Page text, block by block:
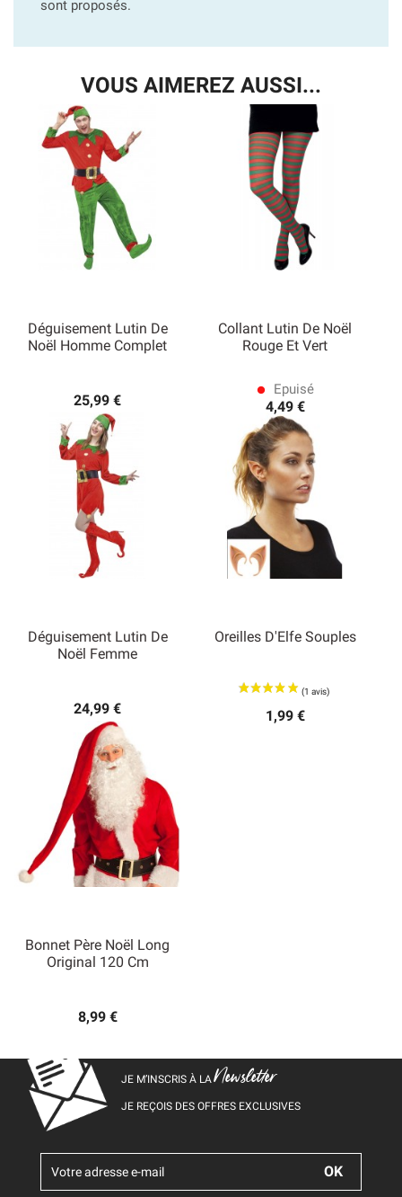
sont proposés.
VOUS AIMEREZ AUSSI...
Déguisement Lutin De
Noël Homme Complet
25,99 €
Collant Lutin De Noël
Rouge Et Vert
lens Epuisé
4,49 €
Déguisement Lutin De
Noël Femme
24,99 €
Oreilles D'Elfe Souples
1,99 €
Bonnet Père Noël Long
Original 120 Cm
8,99 €
JE M’INSCRIS À LANewsletter
JE REÇOIS DES OFFRES EXCLUSIVES